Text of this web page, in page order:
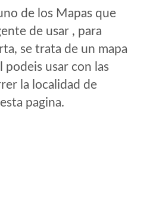
de los Mapas que
de usar , para
se trata de un mapa
podeis usar con las
la localidad de
pagina.